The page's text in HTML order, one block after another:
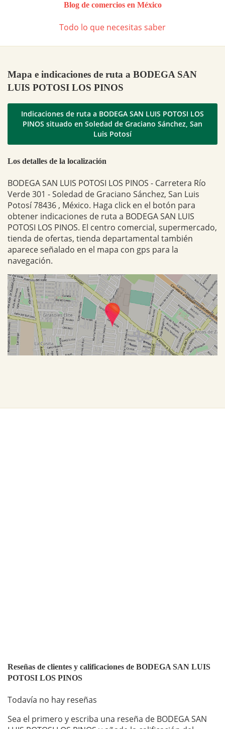
Blog de comercios en México
Todo lo que necesitas saber
Mapa e indicaciones de ruta a BODEGA SAN
LUIS POTOSI LOS PINOS
Indicaciones de ruta a BODEGA SAN LUIS POTOSI LOS
PINOS situado en Soledad de Graciano Sánchez, San
Luis Potosí
Los detalles de la localización
BODEGA SAN LUIS POTOSI LOS PINOS - Carretera Río
Verde 301 - Soledad de Graciano Sánchez, San Luis
Potosí 78436 , México. Haga click en el botón para
obtener indicaciones de ruta a BODEGA SAN LUIS
POTOSI LOS PINOS. El centro comercial, supermercado,
tienda de ofertas, tienda departamental también
aparece señalado en el mapa con gps para la
navegación.
Reseñas de clientes y calificaciones de BODEGA SAN LUIS
POTOSI LOS PINOS
Todavía no hay reseñas
Sea el primero y escriba una reseña de BODEGA SAN